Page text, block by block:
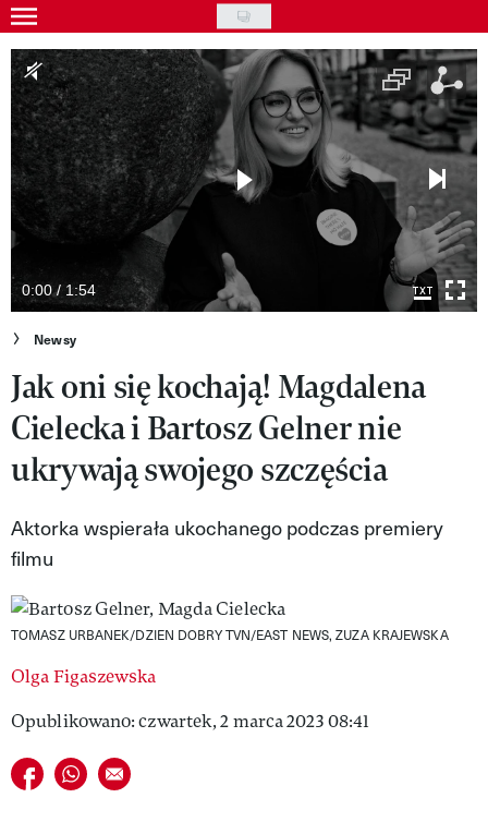
Skip
to
main
content
Gwiazdy
Ludzie
Moda
Uroda
Styl życia
Kultura
Wideo
Nasze akcje
VIVA!ART
VIVA!MODA
VIVA!MAN
VIVA!PEOPLE POWER
0:00 / 1:54
Newsy
Jak oni się kochają! Magdalena
Cielecka i Bartosz Gelner nie
ukrywają swojego szczęścia
Aktorka wspierała ukochanego podczas premiery
filmu
TOMASZ URBANEK/DZIEN DOBRY TVN/EAST NEWS, ZUZA KRAJEWSKA
Olga Figaszewska
Opublikowano: czwartek, 2 marca 2023 08:41
Udostępnij na facebook
Udostępnij na whatsapp
E-mail do przyjaciela